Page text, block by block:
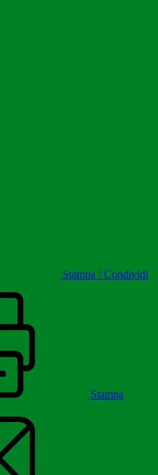
Stampa / Condividi
Stampa